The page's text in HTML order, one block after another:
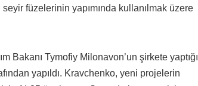
füzelerinin yapımında kullanılmak üzere
Bakanı Tymofiy Milonavon’un şirkete yaptığı
yapıldı. Kravchenko, yeni projelerin